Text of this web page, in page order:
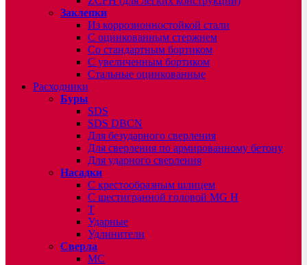
Заклепки
Из коррозионностойкой стали
С оцинкованным стержнем
Со стандартным бортиком
С увеличенным бортиком
Стальные оцинкованные
Расходники
Буры
SDS
SDS DBCN
Для безударного сверления
Для сверления по армированному бетону
Для ударного сверления
Насадки
С крестообразным шлицем
С шестигранной головой MG H
T
Ударные
Удлинители
Сверла
МС